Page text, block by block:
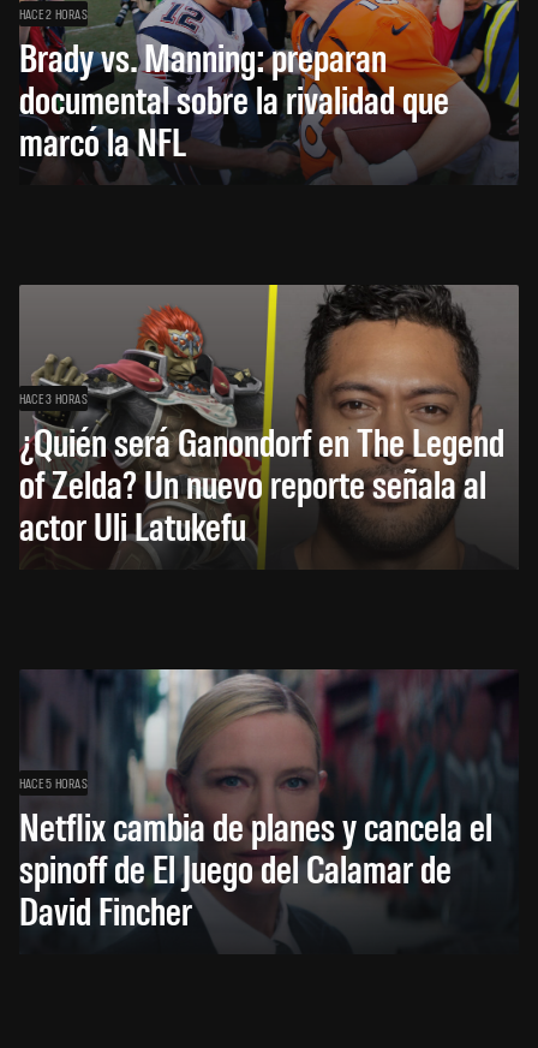
HACE 2 HORAS
Brady vs. Manning: preparan
documental sobre la rivalidad que
marcó la NFL
HACE 3 HORAS
¿Quién será Ganondorf en The Legend
of Zelda? Un nuevo reporte señala al
actor Uli Latukefu
HACE 5 HORAS
Netflix cambia de planes y cancela el
spinoff de El Juego del Calamar de
David Fincher